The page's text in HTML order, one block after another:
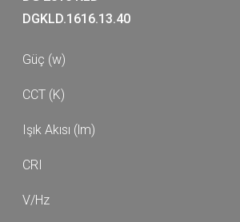
DGKLD.1616.13.40